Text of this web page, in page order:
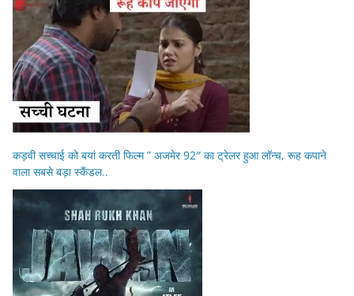
कड़वी सच्चाई को बयां करती फिल्म ” अजमेर 92″ का ट्रेलर हुआ लॉन्च, रूह कपाने
वाला सबसे बड़ा स्कैंडल..